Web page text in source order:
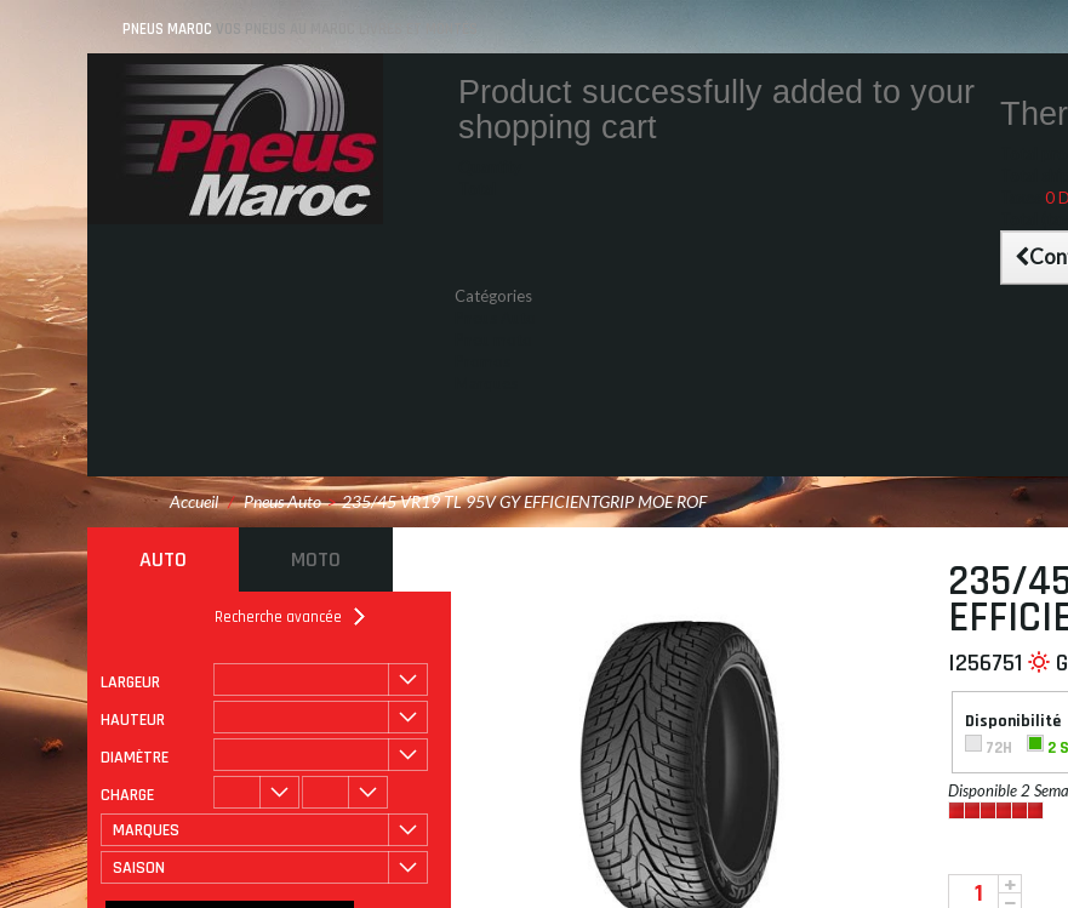
PNEUS MAROC VOS PNEUS AU MAROC LIVRÉS ET MONTÉS
Product successfully added to your
shopping cart
0
Catégories
Accueil / Pneus Auto > 235/45 VR19 TL 95V GY EFFICIENTGRIP MOE ROF
AUTO MOTO
Recherche avancée
LARGEUR
HAUTEUR
DIAMÈTRE
CHARGE
MARQUES
SAISON
ROULAGE À PLAT
235/
I256751
Disponibilité
72H
2
Disponible 2